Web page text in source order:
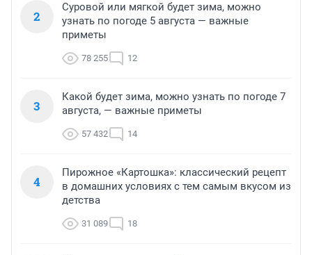
2
Суровой или мягкой будет зима, можно
узнать по погоде 5 августа — важные
приметы
78 255 12
3
Какой будет зима, можно узнать по погоде 7
августа, — важные приметы
57 432 14
4
Пирожное «Картошка»: классический рецепт
в домашних условиях с тем самым вкусом из
детства
31 089 18